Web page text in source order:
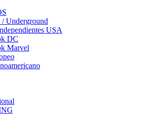
Underground
USA
DC
Marvel